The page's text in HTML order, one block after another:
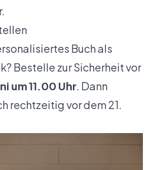
Buch als
Bestelle zur Sicherheit vor
um 11.00 Uhr. Dann
rechtzeitig vor dem 21.